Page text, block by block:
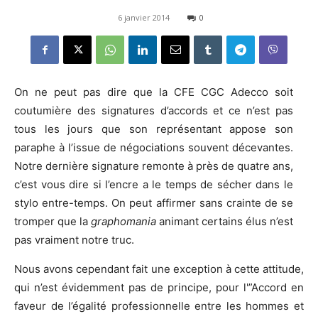
6 janvier 2014 0
On ne peut pas dire que la CFE CGC Adecco soit
coutumière des signatures d’accords et ce n’est pas
tous les jours que son représentant appose son
paraphe à l’issue de négociations souvent décevantes.
Notre dernière signature remonte à près de quatre ans,
c’est vous dire si l’encre a le temps de sécher dans le
stylo entre-temps. On peut affirmer sans crainte de se
tromper que la graphomania animant certains élus n’est
pas vraiment notre truc.
Nous avons cependant fait une exception à cette attitude,
qui n’est évidemment pas de principe, pour l'”Accord en
faveur de l’égalité professionnelle entre les hommes et